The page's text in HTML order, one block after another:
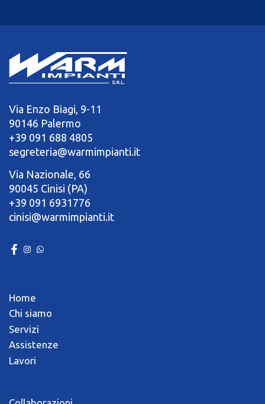
Via Enzo Biagi, 9-11
90146 Palermo
+39 091 688 4805
segreteria@warmimpianti.it
Via Nazionale, 66
90045 Cinisi (PA)
+39 091 6931776
cinisi@warmimpianti.it
Home
Chi siamo
Servizi
Assistenze
Lavori